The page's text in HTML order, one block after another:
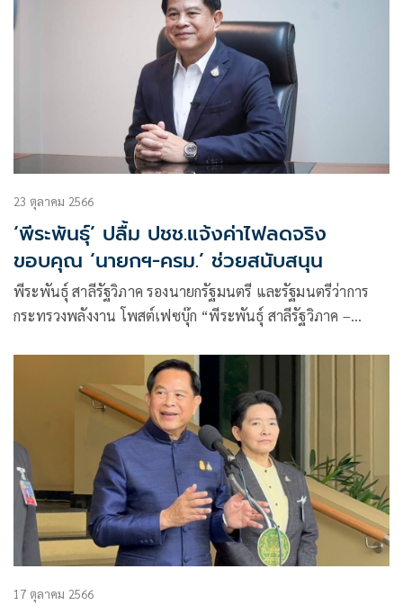
23 ตุลาคม 2566
‘พีระพันธุ์’ ปลื้ม ปชช.แจ้งค่าไฟลดจริง
ขอบคุณ ‘นายกฯ-ครม.’ ช่วยสนับสนุน
พีระพันธุ์ สาลีรัฐวิภาค รองนายกรัฐมนตรี และรัฐมนตรีว่าการ
กระทรวงพลังงาน โพสต์เฟซบุ๊ก “พีระพันธุ์ สาลีรัฐวิภาค –
17 ตุลาคม 2566